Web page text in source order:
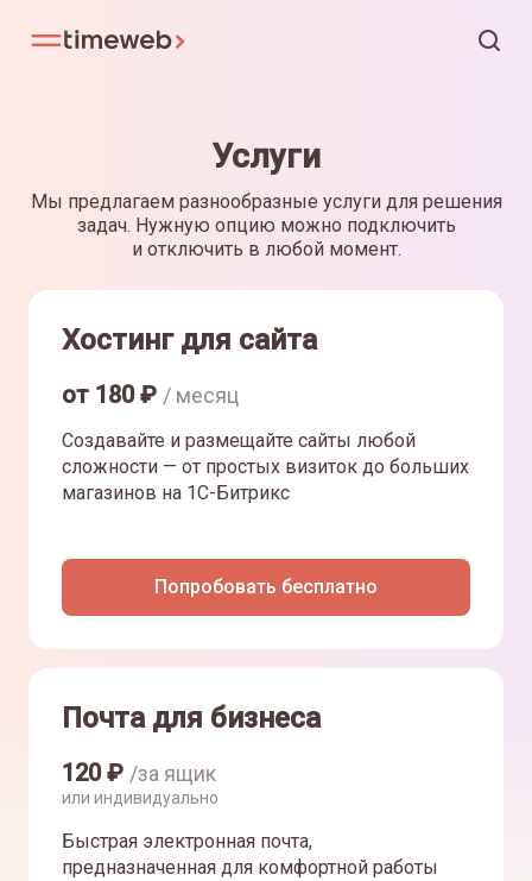
Услуги
Мы предлагаем разнообразные услуги для решения
задач. Нужную опцию можно подключить
и отключить в любой момент.
Хостинг для сайта
от 180₽ / месяц
Создавайте и размещайте сайты любой
сложности — от простых визиток до больших
магазинов на 1С-Битрикс
Попробовать бесплатно
Почта для бизнеса
120₽ /за ящик
или индивидуально
Быстрая электронная почта,
предназначенная для комфортной работы